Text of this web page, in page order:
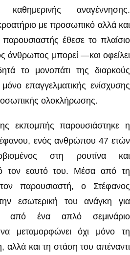
αναγέννησης.
με προσωπικό αλλά και
έθεσε το πλαίσιο
άνθρωπος μπορεί —και οφείλει
το μονοπάτι της διαρκούς
επαγγελματικής ενίσχυσης
ολοκλήρωσης.
εκπομπής παρουσιάστηκε η
ενός ανθρώπου 47 ετών
στη ρουτίνα και
τον εαυτό του. Μέσα από τη
παρουσιαστή, ο Στέφανος
εσωτερική του ανάγκη για
από ένα απλό σεμινάριο
να μεταμορφώνει όχι μόνο τη
και τη στάση του απέναντι